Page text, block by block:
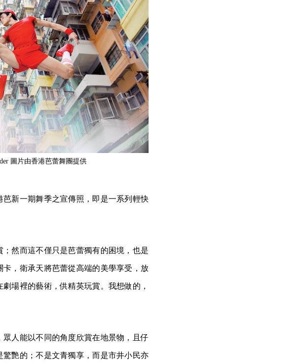
圖片由香港芭蕾舞團提供
新一期舞季之宣傳照，即是一系列輕快
然而這不僅只是芭蕾獨有的困境，也是
，衛承天將芭蕾從高端的美學享受，放
場裡的藝術，供精英玩賞。我想做的，
人能以不同的角度欣賞在地景物，且仔
艷的；不是文青獨享，而是市井小民亦